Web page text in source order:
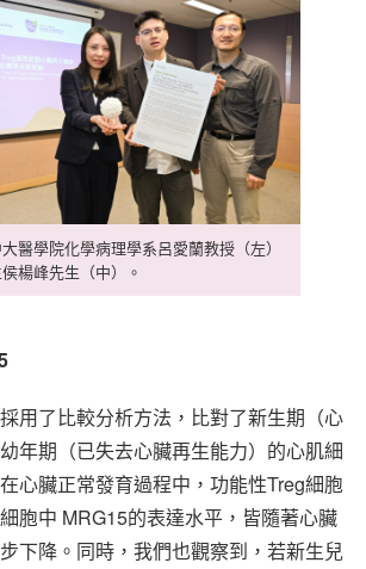
醫學院化學病理學系呂愛蘭教授（左）
楊峰先生（中）。
用了比較分析方法，比對了新生期（心
年期（已失去心臟再生能力）的心肌細
心臟正常發育過程中，功能性Treg細胞
胞中 MRG15的表達水平，皆隨著心臟
下降。同時，我們也觀察到，若新生兒